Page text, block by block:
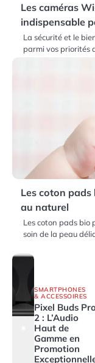
Les caméras
indispensable
La sécurité et le
parmi vos priorités
Les coton
au naturel
Les coton pads bio
soin de la peau
SMARTPHONES
& ACCESSOIRES
Pixel Buds
2 : L’Audio
Haut de
Gamme en
Promotion